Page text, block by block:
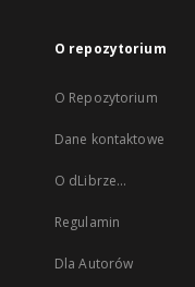
O repozytorium
O Repozytorium
Dane kontaktowe
O dLibrze...
Regulamin
Dla Autorów